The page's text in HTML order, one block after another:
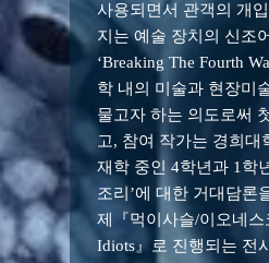
사용되면서 관객의 개
지는 예술 장치의 신조
‘Breaking The Fourth
학 내의 미술과 현장미
물고자 하는 의도로써
고, 참여 작가는 경희대
재학 중인 4학년과 1학
조리’에 대한 거대담론
제『먹이사슬/이오네스
Idiots』로 진행되는 전